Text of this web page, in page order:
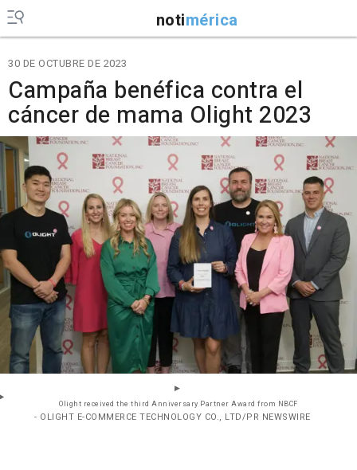
notimérica
30 DE OCTUBRE DE 2023
Campaña benéfica contra el
cáncer de mama Olight 2023
Olight received the third Anniversary Partner Award from NBCF
- OLIGHT E-COMMERCE TECHNOLOGY CO., LTD/PR NEWSWIRE